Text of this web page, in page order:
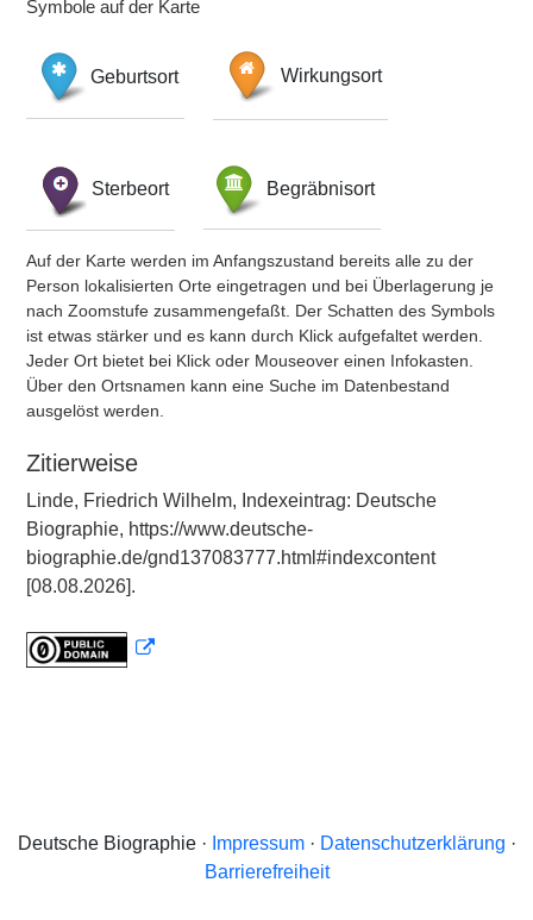
Symbole auf der Karte
Geburtsort Wirkungsort
Sterbeort Begräbnisort
Auf der Karte werden im Anfangszustand bereits alle zu der
Person lokalisierten Orte eingetragen und bei Überlagerung je
nach Zoomstufe zusammengefaßt. Der Schatten des Symbols
ist etwas stärker und es kann durch Klick aufgefaltet werden.
Jeder Ort bietet bei Klick oder Mouseover einen Infokasten.
Über den Ortsnamen kann eine Suche im Datenbestand
ausgelöst werden.
Zitierweise
Linde, Friedrich Wilhelm, Indexeintrag: Deutsche
Biographie, https://www.deutsche-
biographie.de/gnd137083777.html#indexcontent
[08.08.2026].
Deutsche Biographie · Impressum· Datenschutzerklärung ·
Barrierefreiheit